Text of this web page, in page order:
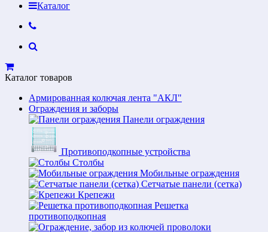
Каталог
Каталог товаров
Армированная колючая лента "АКЛ"
Ограждения и заборы
Панели ограждения
Противоподкопные устройства
Столбы
Мобильные ограждения
Сетчатые панели (сетка)
Крепежи
Решетка
противоподкопная